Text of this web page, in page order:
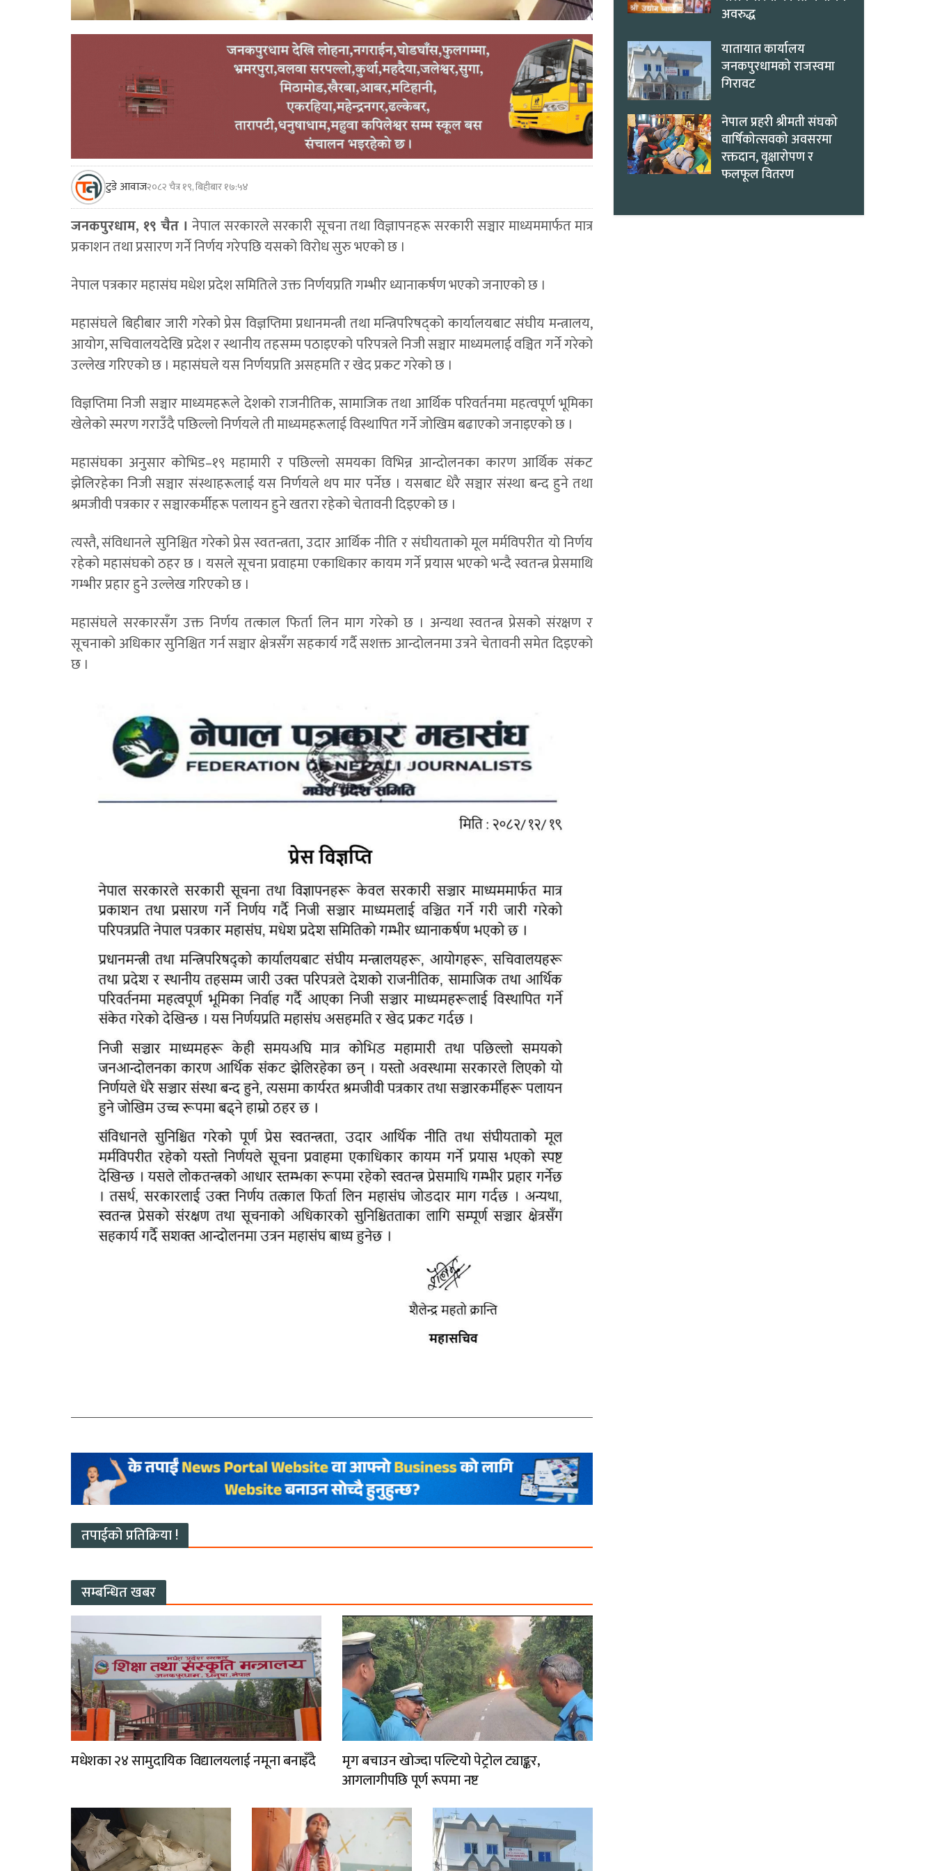
टुडे आवाज२०८२ चैत्र १९, बिहीबार १७:५४
जनकपुरधाम, १९ चैत । नेपाल सरकारले सरकारी सूचना तथा विज्ञापनहरू सरकारी सञ्चार माध्यममार्फत मात्र
प्रकाशन तथा प्रसारण गर्ने निर्णय गरेपछि यसको विरोध सुरु भएको छ ।
नेपाल पत्रकार महासंघ मधेश प्रदेश समितिले उक्त निर्णयप्रति गम्भीर ध्यानाकर्षण भएको जनाएको छ ।
महासंघले बिहीबार जारी गरेको प्रेस विज्ञप्तिमा प्रधानमन्त्री तथा मन्त्रिपरिषद्को कार्यालयबाट संघीय मन्त्रालय,
आयोग, सचिवालयदेखि प्रदेश र स्थानीय तहसम्म पठाइएको परिपत्रले निजी सञ्चार माध्यमलाई वञ्चित गर्ने गरेको
उल्लेख गरिएको छ । महासंघले यस निर्णयप्रति असहमति र खेद प्रकट गरेको छ ।
विज्ञप्तिमा निजी सञ्चार माध्यमहरूले देशको राजनीतिक, सामाजिक तथा आर्थिक परिवर्तनमा महत्वपूर्ण भूमिका
खेलेको स्मरण गराउँदै पछिल्लो निर्णयले ती माध्यमहरूलाई विस्थापित गर्ने जोखिम बढाएको जनाइएको छ ।
महासंघका अनुसार कोभिड–१९ महामारी र पछिल्लो समयका विभिन्न आन्दोलनका कारण आर्थिक संकट
झेलिरहेका निजी सञ्चार संस्थाहरूलाई यस निर्णयले थप मार पर्नेछ । यसबाट धेरै सञ्चार संस्था बन्द हुने तथा
श्रमजीवी पत्रकार र सञ्चारकर्मीहरू पलायन हुने खतरा रहेको चेतावनी दिइएको छ ।
त्यस्तै, संविधानले सुनिश्चित गरेको प्रेस स्वतन्त्रता, उदार आर्थिक नीति र संघीयताको मूल मर्मविपरीत यो निर्णय
रहेको महासंघको ठहर छ । यसले सूचना प्रवाहमा एकाधिकार कायम गर्ने प्रयास भएको भन्दै स्वतन्त्र प्रेसमाथि
गम्भीर प्रहार हुने उल्लेख गरिएको छ ।
महासंघले सरकारसँग उक्त निर्णय तत्काल फिर्ता लिन माग गरेको छ । अन्यथा स्वतन्त्र प्रेसको संरक्षण र
सूचनाको अधिकार सुनिश्चित गर्न सञ्चार क्षेत्रसँग सहकार्य गर्दै सशक्त आन्दोलनमा उत्रने चेतावनी समेत दिइएको
छ ।
तपाईको प्रतिक्रिया !
सम्बन्धित खबर
मधेशका २४ सामुदायिक विद्यालयलाई नमूना बनाइँदै
मृग बचाउन खोज्दा पल्टियो पेट्रोल ट्याङ्कर,
आगलागीपछि पूर्ण रूपमा नष्ट
अवरुद्ध
यातायात कार्यालय
जनकपुरधामको राजस्वमा
गिरावट
नेपाल प्रहरी श्रीमती संघको
वार्षिकोत्सवको अवसरमा
रक्तदान, वृक्षारोपण र
फलफूल वितरण